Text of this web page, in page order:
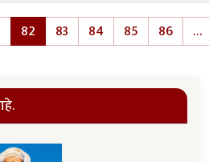
82 83 84 85 86 …